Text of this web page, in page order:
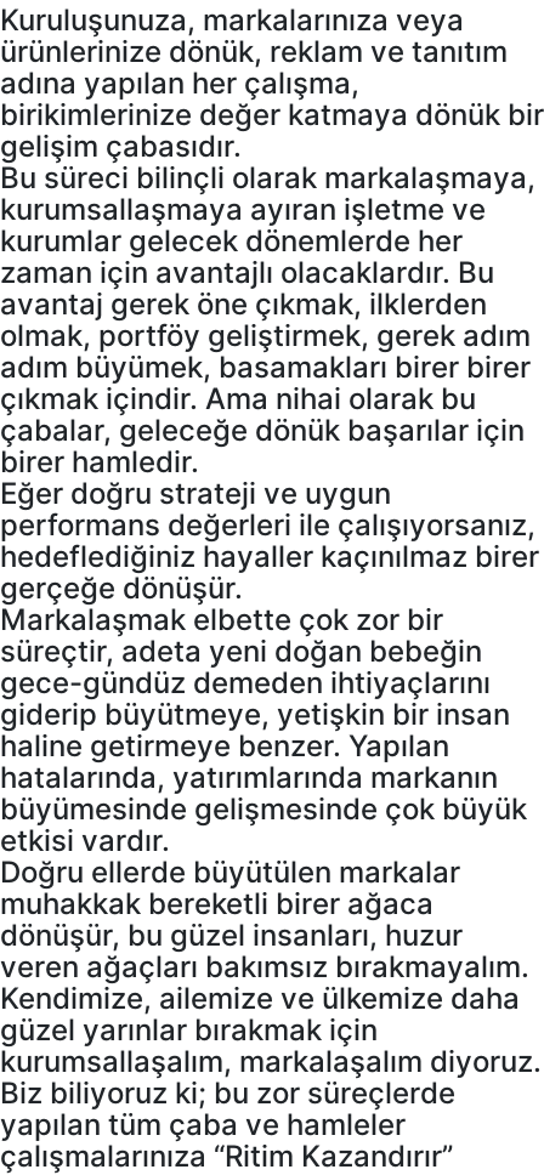
Kuruluşunuza, markalarınıza veya
ürünlerinize dönük, reklam ve tanıtım
adına yapılan her çalışma,
birikimlerinize değer katmaya dönük bir
gelişim çabasıdır.
Bu süreci bilinçli olarak markalaşmaya,
kurumsallaşmaya ayıran işletme ve
kurumlar gelecek dönemlerde her
zaman için avantajlı olacaklardır. Bu
avantaj gerek öne çıkmak, ilklerden
olmak, portföy geliştirmek, gerek adım
adım büyümek, basamakları birer birer
çıkmak içindir. Ama nihai olarak bu
çabalar, geleceğe dönük başarılar için
birer hamledir.
Eğer doğru strateji ve uygun
performans değerleri ile çalışıyorsanız,
hedeflediğiniz hayaller kaçınılmaz birer
gerçeğe dönüşür.
Markalaşmak elbette çok zor bir
süreçtir, adeta yeni doğan bebeğin
gece-gündüz demeden ihtiyaçlarını
giderip büyütmeye, yetişkin bir insan
haline getirmeye benzer. Yapılan
hatalarında, yatırımlarında markanın
büyümesinde gelişmesinde çok büyük
etkisi vardır.
Doğru ellerde büyütülen markalar
muhakkak bereketli birer ağaca
dönüşür, bu güzel insanları, huzur
veren ağaçları bakımsız bırakmayalım.
Kendimize, ailemize ve ülkemize daha
güzel yarınlar bırakmak için
kurumsallaşalım, markalaşalım diyoruz.
Biz biliyoruz ki; bu zor süreçlerde
yapılan tüm çaba ve hamleler
çalışmalarınıza “Ritim Kazandırır”